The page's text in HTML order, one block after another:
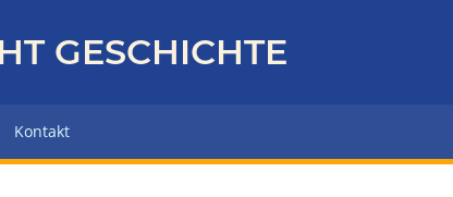
GESCHICHTE
Kontakt